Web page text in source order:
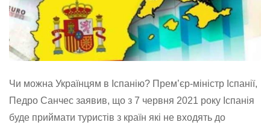
Чи можна Українцям в Іспанію? Прем’єр-міністр Іспанії,
Педро Санчес заявив, що з 7 червня 2021 року Іспанія
буде приймати туристів з країн які не входять до